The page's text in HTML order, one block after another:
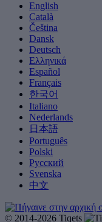
English
Català
Čeština
Dansk
Deutsch
Ελληνικά
Español
Français
한국어
Italiano
Nederlands
日本語
Português
Polski
Русский
Svenska
中文
© 2014-2026 Tiqets